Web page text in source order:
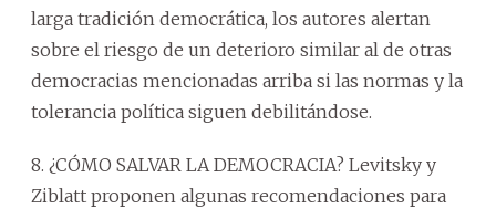
larga tradición democrática, los autores alertan
sobre el riesgo de un deterioro similar al de otras
democracias mencionadas arriba si las normas y la
tolerancia política siguen debilitándose.
8. ¿CÓMO SALVAR LA DEMOCRACIA? Levitsky y
Ziblatt proponen algunas recomendaciones para